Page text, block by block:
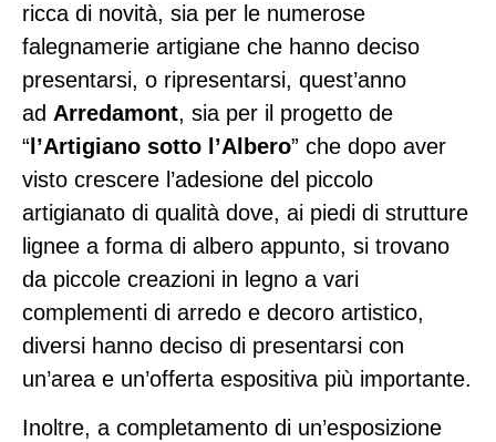
ricca di novità, sia per le numerose
falegnamerie artigiane che hanno deciso
presentarsi, o ripresentarsi, quest’anno
ad Arredamont, sia per il progetto de
“ l’Artigiano sotto l’Albero” che dopo aver
visto crescere l’adesione del piccolo
artigianato di qualità dove, ai piedi di strutture
lignee a forma di albero appunto, si trovano
da piccole creazioni in legno a vari
complementi di arredo e decoro artistico,
diversi hanno deciso di presentarsi con
un’area e un’offerta espositiva più importante.
Inoltre, a completamento di un’esposizione